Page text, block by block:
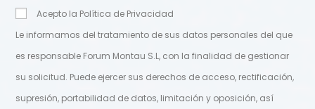
Acepto la Política de Privacidad
Le informamos del tratamiento de sus datos personales del que
es responsable Forum Montau S.L, con la finalidad de gestionar
su solicitud. Puede ejercer sus derechos de acceso, rectificación,
supresión, portabilidad de datos, limitación y oposición, así